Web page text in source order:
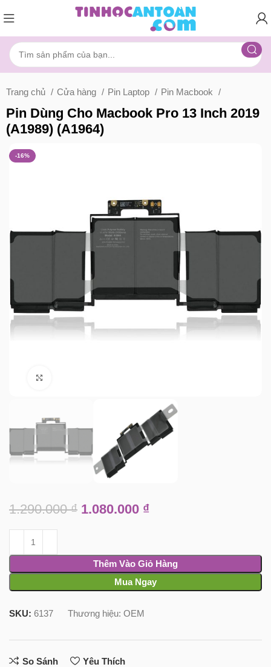
Trang chủ Cửa hàng Pin Laptop Pin Macbook
Pin Dùng Cho Macbook Pro 13 Inch 2019
(A1989) (A1964)
-16%
1.290.000₫ 1.080.000 ₫
Thêm Vào Giỏ Hàng
Mua Ngay
SKU:6137 Thương hiệu:OEM
So Sánh Yêu Thích